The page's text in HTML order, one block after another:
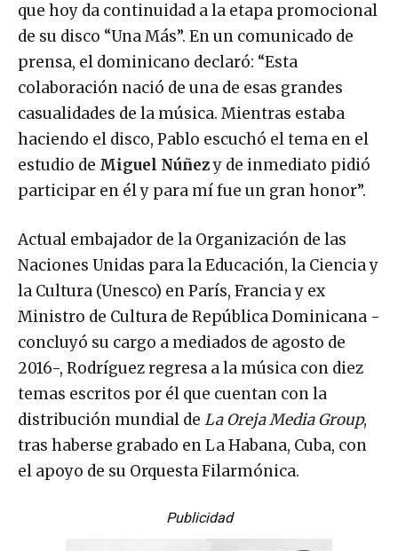
que hoy da continuidad a la etapa promocional
de su disco “Una Más”. En un comunicado de
prensa, el dominicano declaró: “Esta
colaboración nació de una de esas grandes
casualidades de la música. Mientras estaba
haciendo el disco, Pablo escuchó el tema en el
estudio de Miguel Núñezy de inmediato pidió
participar en él y para mí fue un gran honor”.
Actual embajador de la Organización de las
Naciones Unidas para la Educación, la Ciencia y
la Cultura (Unesco) en París, Francia y ex
Ministro de Cultura de República Dominicana -
concluyó su cargo a mediados de agosto de
2016-, Rodríguez regresa a la música con diez
temas escritos por él que cuentan con la
distribución mundial de La Oreja Media Group,
tras haberse grabado en La Habana, Cuba, con
el apoyo de su Orquesta Filarmónica.
Publicidad